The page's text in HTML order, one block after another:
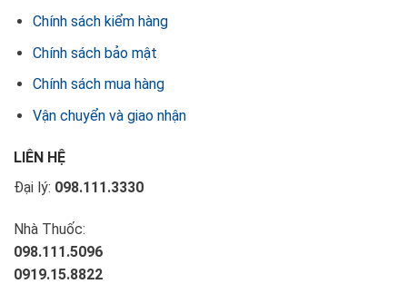
Chính sách kiểm hàng
Chính sách bảo mật
Chính sách mua hàng
Vận chuyển và giao nhận
LIÊN HỆ
Đại lý: 098.111.3330
Nhà Thuốc:
098.111.5096
0919.15.8822